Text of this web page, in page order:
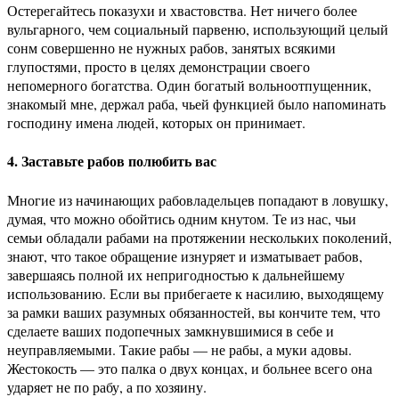
Остерегайтесь показухи и хвастовства. Нет ничего более
вульгарного, чем социальный парвеню, использующий целый
сонм совершенно не нужных рабов, занятых всякими
глупостями, просто в целях демонстрации своего
непомерного богатства. Один богатый вольноотпущенник,
знакомый мне, держал раба, чьей функцией было напоминать
господину имена людей, которых он принимает.
4. Заставьте рабов полюбить вас
Многие из начинающих рабовладельцев попадают в ловушку,
думая, что можно обойтись одним кнутом. Те из нас, чьи
семьи обладали рабами на протяжении нескольких поколений,
знают, что такое обращение изнуряет и изматывает рабов,
завершаясь полной их непригодностью к дальнейшему
использованию. Если вы прибегаете к насилию, выходящему
за рамки ваших разумных обязанностей, вы кончите тем, что
сделаете ваших подопечных замкнувшимися в себе и
неуправляемыми. Такие рабы — не рабы, а муки адовы.
Жестокость — это палка о двух концах, и больнее всего она
ударяет не по рабу, а по хозяину.